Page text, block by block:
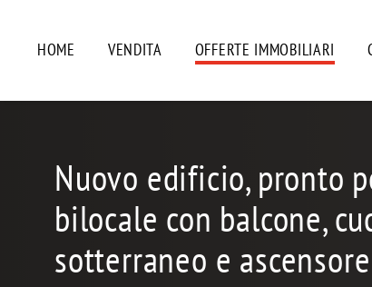
HOME VENDITA OFFERTE IMMOBILIARI
Nuovo edificio, pronto
bilocale con balcone,
sotterraneo e